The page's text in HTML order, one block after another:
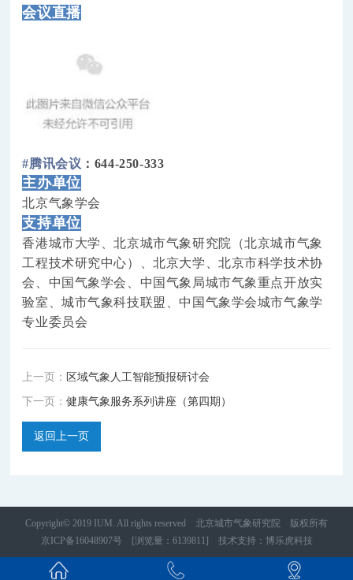
会议直播
#腾讯会议 ： 644-250-333
主办单位
北京气象学会
支持单位
香港城市大学、北京城市气象研究院（北京城市气象
工程技术研究中心）、北京大学、北京市科学技术协
会
、中国气象学会、中国气象局城市气象重点开放实
验室、城市气象科技联盟、中国气象学会城市气象学
专业委员会
上一页： 区域气象人工智能预报研讨会
下一页：健康气象服务系列讲座（第四期）
返回上一页
Copyright© 2019 IUM. All rights reserved 北京城市气象研究院 版权所有
京ICP备16048907号[浏览量：6139811] 技术支持： 博乐虎科技